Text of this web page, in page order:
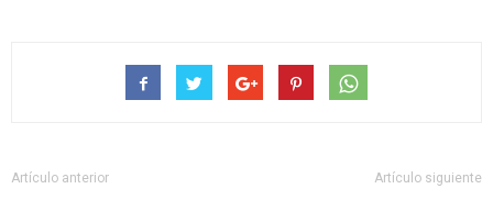
Artículo anterior Artículo siguiente